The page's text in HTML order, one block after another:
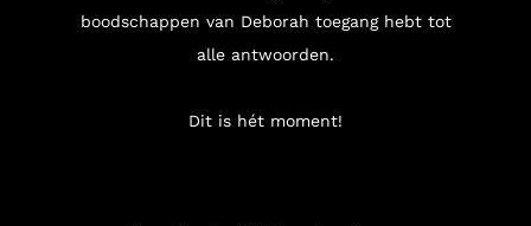
boodschappen van Deborah toegang hebt tot
alle antwoorden.
Dit is hét moment!